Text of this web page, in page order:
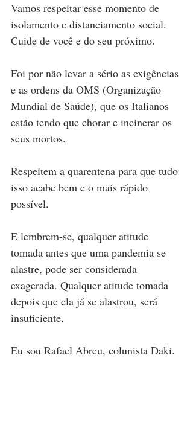
Vamos respeitar esse momento de
isolamento e distanciamento social.
Cuide de você e do seu próximo.
Foi por não levar a sério as exigências
e as ordens da OMS (Organização
Mundial de Saúde), que os Italianos
estão tendo que chorar e incinerar os
seus mortos.
Respeitem a quarentena para que tudo
isso acabe bem e o mais rápido
possível.
E lembrem-se, qualquer atitude
tomada antes que uma pandemia se
alastre, pode ser considerada
exagerada. Qualquer atitude tomada
depois que ela já se alastrou, será
insuficiente.
Eu sou Rafael Abreu, colunista Daki.